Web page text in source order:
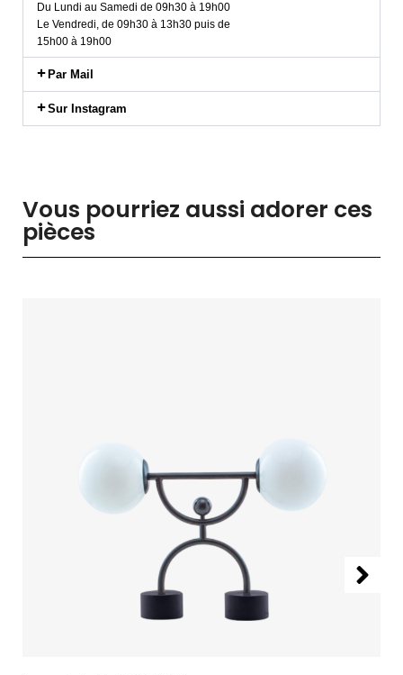
Du Lundi au Samedi de 09h30 à 19h00
Le Vendredi, de 09h30 à 13h30 puis de
15h00 à 19h00
Par Mail
Sur Instagram
Vous pourriez aussi adorer ces
pièces